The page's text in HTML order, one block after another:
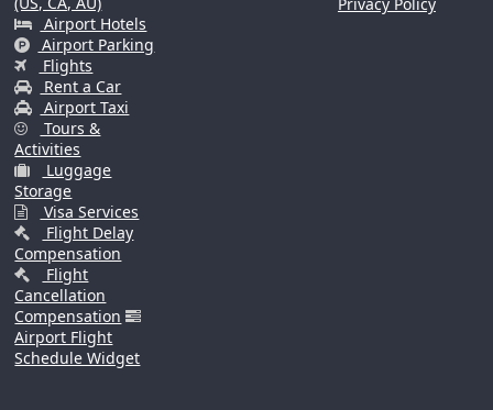
Airport Hotels
Airport Parking
Flights
Rent a Car
Airport Taxi
Tours &
Activities
Luggage
Storage
Visa Services
Flight Delay
Compensation
Flight
Cancellation
Compensation
Airport Flight
Schedule Widget